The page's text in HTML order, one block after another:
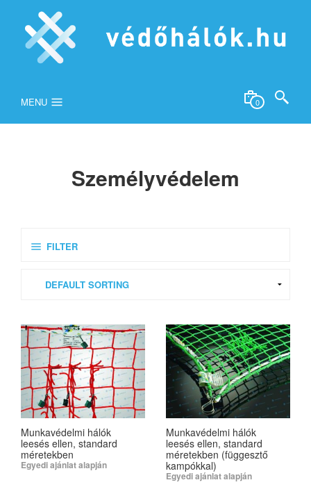
MENU 0
Személyvédelem
FILTER
Munkavédelmi hálók
leesés ellen, standard
méretekben
Egyedi ajánlat alapján
Munkavédelmi hálók
leesés ellen, standard
méretekben (függesztő
kampókkal)
Egyedi ajánlat alapján